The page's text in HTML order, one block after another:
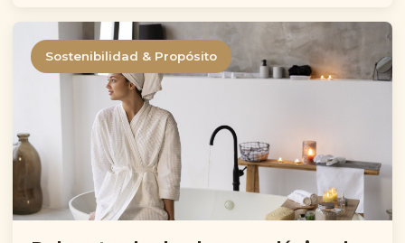
Sostenibilidad & Propósito